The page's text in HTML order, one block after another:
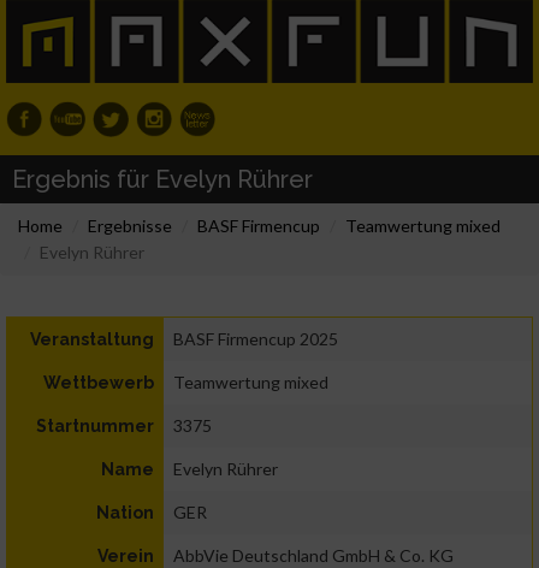
Ergebnis für Evelyn Rührer
Home Ergebnisse BASF Firmencup
Teamwertung mixed
Evelyn Rührer
Veranstaltung BASF Firmencup 2025
Wettbewerb Teamwertung mixed
Startnummer 3375
Name Evelyn Rührer
Nation GER
Verein AbbVie Deutschland GmbH & Co. KG